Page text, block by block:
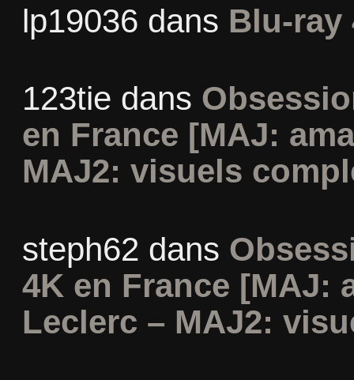
lp19036 dans Blu-ray
123tie dans
en France [MAJ:
MAJ2: visuels
steph62 dans
4K en France [MAJ:
Leclerc – MAJ2: